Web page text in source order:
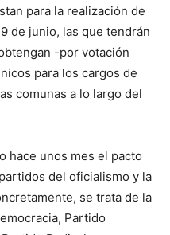
para la realización de
de junio, las que tendrán
-por votación
para los cargos de
comunas a lo largo del
hace unos mes el pacto
del oficialismo y la
se trata de la
Partido